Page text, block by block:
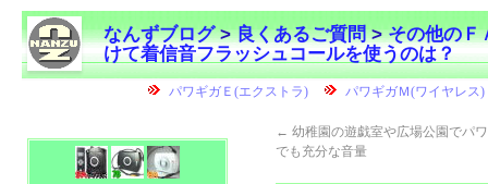
なんずブログ>良くあるご質問>その他のＦ
けて着信音フラッシュコールを使うのは？
← 幼稚園の遊戯室や広場公園でパ
でも充分な音量